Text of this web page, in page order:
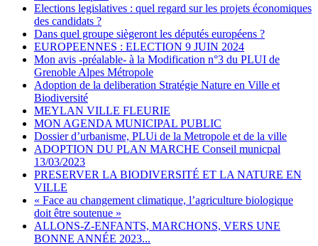
Elections legislatives : quel regard sur les projets économiques
des candidats ?
Dans quel groupe siègeront les députés européens ?
EUROPEENNES : ELECTION 9 JUIN 2024
Mon avis -préalable- à la Modification n°3 du PLUI de
Grenoble Alpes Métropole
Adoption de la deliberation Stratégie Nature en Ville et
Biodiversité
MEYLAN VILLE FLEURIE
MON AGENDA MUNICIPAL PUBLIC
Dossier d’urbanisme, PLUi de la Metropole et de la ville
ADOPTION DU PLAN MARCHE Conseil municpal
13/03/2023
PRESERVER LA BIODIVERSITÉ ET LA NATURE EN
VILLE
« Face au changement climatique, l’agriculture biologique
doit être soutenue »
ALLONS-Z-ENFANTS, MARCHONS, VERS UNE
BONNE ANNÉE 2023...